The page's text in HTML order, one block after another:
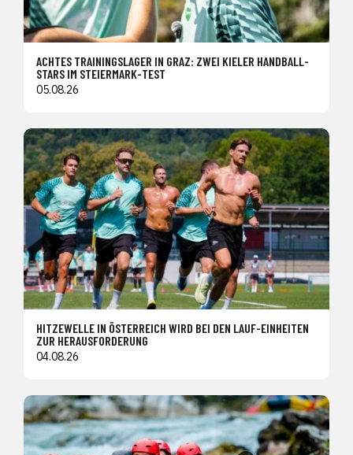
ACHTES TRAININGSLAGER IN GRAZ: ZWEI KIELER HANDBALL-
STARS IM STEIERMARK-TEST
05.08.26
HITZEWELLE IN ÖSTERREICH WIRD BEI DEN LAUF-EINHEITEN
ZUR HERAUSFORDERUNG
04.08.26